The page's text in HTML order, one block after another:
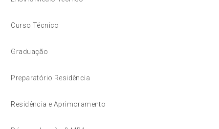
Curso Técnico
Graduação
Preparatório Residência
Residência e Aprimoramento